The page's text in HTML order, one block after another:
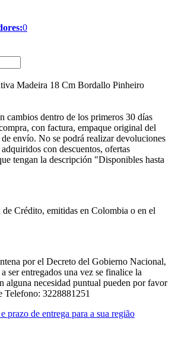
0
Madeira 18 Cm Bordallo Pinheiro
cambios dentro de los primeros 30 días
con factura, empaque original del
envío. No se podrá realizar devoluciones
con descuentos, ofertas
tengan la descripción "Disponibles hasta
Crédito, emitidas en Colombia o en el
por el Decreto del Gobierno Nacional,
ser entregados una vez se finalice la
alguna necesidad puntual pueden por favor
Telefono: 3228881251
prazo de entrega para a sua região